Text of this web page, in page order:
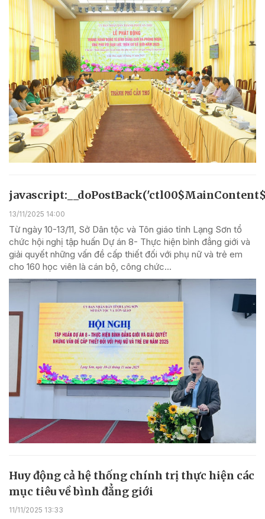
13/11/2025 14:00
Từ ngày 10-13/11, Sở Dân tộc và Tôn giáo tỉnh Lạng Sơn tổ
chức hội nghị tập huấn Dự án 8- Thực hiện bình đẳng giới và
giải quyết những vấn đề cấp thiết đối với phụ nữ và trẻ em
cho 160 học viên là cán bộ, công chức...
Huy động cả hệ thống chính trị thực hiện các
mục tiêu về bình đẳng giới
11/11/2025 13:33